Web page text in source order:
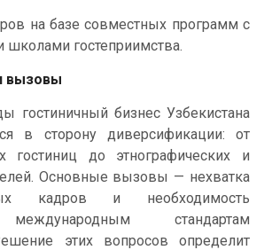
на базе совместных программ с
гостеприимства.
вызовы
гостиничный бизнес Узбекистана
в сторону диверсификации: от
гостиниц до этнографических и
Основные вызовы — нехватка
кадров и необходимость
международным стандартам
этих вопросов определит